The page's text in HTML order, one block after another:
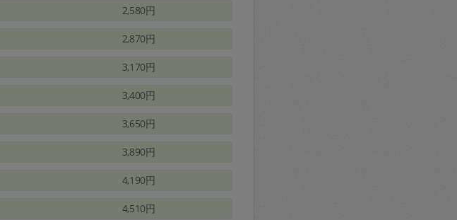
2,580円
2,870円
3,170円
3,400円
3,650円
3,890円
4,190円
4,510円